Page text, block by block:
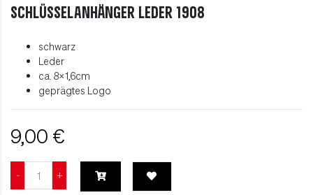
Schlüsselanhänger Leder 1908
schwarz
Leder
ca. 8x1,6cm
geprägtes Logo
9,00 €